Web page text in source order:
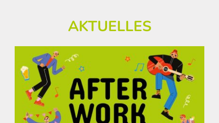
AKTUELLES